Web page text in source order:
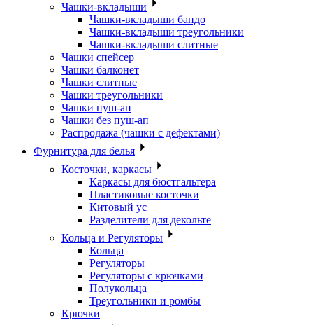
Чашки-вкладыши
Чашки-вкладыши бандо
Чашки-вкладыши треугольники
Чашки-вкладыши слитные
Чашки спейсер
Чашки балконет
Чашки слитные
Чашки треугольники
Чашки пуш-ап
Чашки без пуш-ап
Распродажа (чашки с дефектами)
Фурнитура для белья
Косточки, каркасы
Каркасы для бюстгальтера
Пластиковые косточки
Китовый ус
Разделители для декольте
Кольца и Регуляторы
Кольца
Регуляторы
Регуляторы с крючками
Полукольца
Треугольники и ромбы
Крючки